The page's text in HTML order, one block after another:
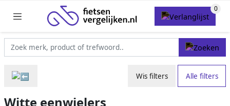
Wis filters Alle filters
Witte eenwielers